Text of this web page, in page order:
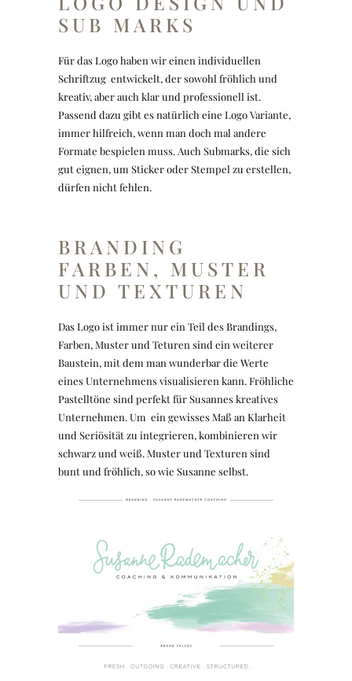
SUB MARKS
Für das Logo haben wir einen individuellen
Schriftzug entwickelt, der sowohl fröhlich und
kreativ, aber auch klar und professionell ist.
Passend dazu gibt es natürlich eine Logo Variante,
immer hilfreich, wenn man doch mal andere
Formate bespielen muss. Auch Submarks, die sich
gut eignen, um Sticker oder Stempel zu erstellen,
dürfen nicht fehlen.
BRANDING
FARBEN, MUSTER
UND TEXTUREN
Das Logo ist immer nur ein Teil des Brandings,
Farben, Muster und Teturen sind ein weiterer
Baustein, mit dem man wunderbar die Werte
eines Unternehmens visualisieren kann. Fröhliche
Pastelltöne sind perfekt für Susannes kreatives
Unternehmen. Um ein gewisses Maß an Klarheit
und Seriösität zu integrieren, kombinieren wir
schwarz und weiß. Muster und Texturen sind
bunt und fröhlich, so wie Susanne selbst.